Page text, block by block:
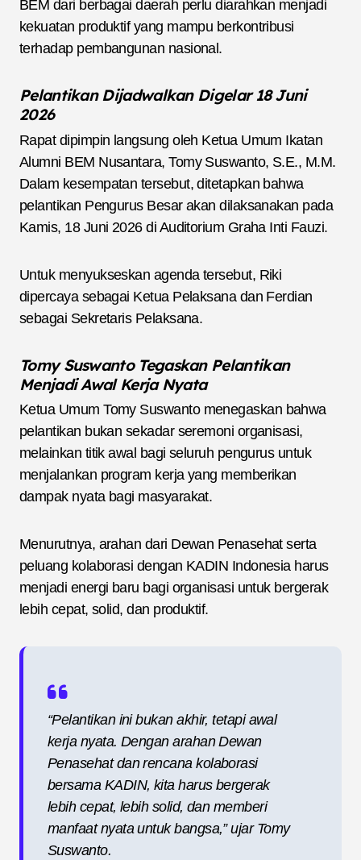
BEM dari berbagai daerah perlu diarahkan menjadi
kekuatan produktif yang mampu berkontribusi
terhadap pembangunan nasional.
Pelantikan Dijadwalkan Digelar 18 Juni
2026
Rapat dipimpin langsung oleh Ketua Umum Ikatan
Alumni BEM Nusantara, Tomy Suswanto, S.E., M.M.
Dalam kesempatan tersebut, ditetapkan bahwa
pelantikan Pengurus Besar akan dilaksanakan pada
Kamis, 18 Juni 2026 di Auditorium Graha Inti Fauzi.
Untuk menyukseskan agenda tersebut, Riki
dipercaya sebagai Ketua Pelaksana dan Ferdian
sebagai Sekretaris Pelaksana.
Tomy Suswanto Tegaskan Pelantikan
Menjadi Awal Kerja Nyata
Ketua Umum Tomy Suswanto menegaskan bahwa
pelantikan bukan sekadar seremoni organisasi,
melainkan titik awal bagi seluruh pengurus untuk
menjalankan program kerja yang memberikan
dampak nyata bagi masyarakat.
Menurutnya, arahan dari Dewan Penasehat serta
peluang kolaborasi dengan KADIN Indonesia harus
menjadi energi baru bagi organisasi untuk bergerak
lebih cepat, solid, dan produktif.
“Pelantikan ini bukan akhir, tetapi awal
kerja nyata. Dengan arahan Dewan
Penasehat dan rencana kolaborasi
bersama KADIN, kita harus bergerak
lebih cepat, lebih solid, dan memberi
manfaat nyata untuk bangsa,” ujar Tomy
Suswanto.